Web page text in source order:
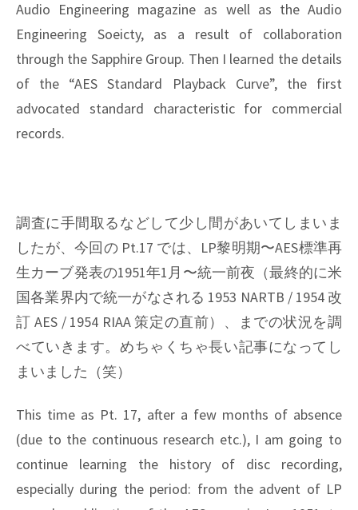
Audio Engineering magazine as well as the Audio
Engineering Soeicty, as a result of collaboration
through the Sapphire Group. Then I learned the details
of the “AES Standard Playback Curve”, the first
advocated standard characteristic for commercial
records.
調査に手間取るなどして少し間があいてしまいま
したが、今回の Pt.17 では、LP黎明期〜AES標準再
生カーブ発表の1951年1月〜統一前夜（最終的に米
国各業界内で統一がなされる 1953 NARTB / 1954 改
訂 AES / 1954 RIAA 策定の直前）、までの状況を調
べていきます。めちゃくちゃ長い記事になってし
まいました（笑）
This time as Pt. 17, after a few months of absence
(due to the continuous research etc.), I am going to
continue learning the history of disc recording,
especially during the period: from the advent of LP